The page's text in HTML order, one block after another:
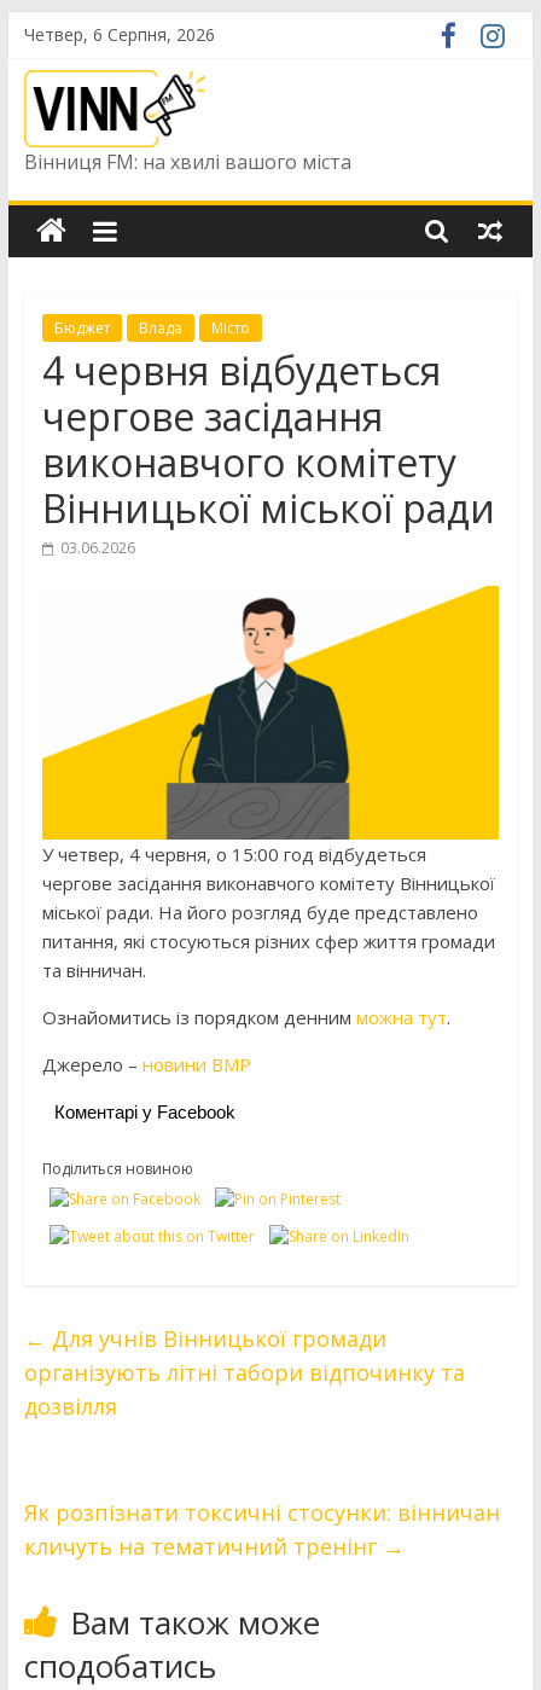
Skip
content
Четвер, 6 Серпня, 2026
Вінниця FM: на хвилі вашого міста
Бюджет Влада Місто
4 червня відбудеться
чергове засідання
виконавчого комітету
Вінницької міської ради
03.06.2026
У четвер, 4 червня, о 15:00 год відбудеться
чергове засідання виконавчого комітету Вінницької
міської ради. На його розгляд буде представлено
питання, які стосуються різних сфер життя громади
та вінничан.
Ознайомитись із порядком денним можна тут.
Джерело – новини ВМР
Коментарі у Facebook
Поділиться новиною
← Для учнів Вінницької громади
організують літні табори відпочинку та
дозвілля
Як розпізнати токсичні стосунки: вінничан
кличуть на тематичний тренінг →
Вам також може
сподобатись